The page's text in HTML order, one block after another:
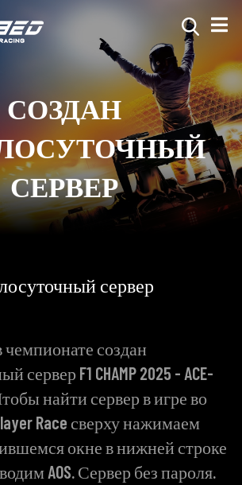
СОЗДАН
СЕРВЕР
сервер
чемпионате создан
сервер F1 CHAMP 2025 - ACE-
Чтобы найти сервер в игре во
Race сверху нажимаем
окне в нижней строке
AOS. Сервер без пароля.